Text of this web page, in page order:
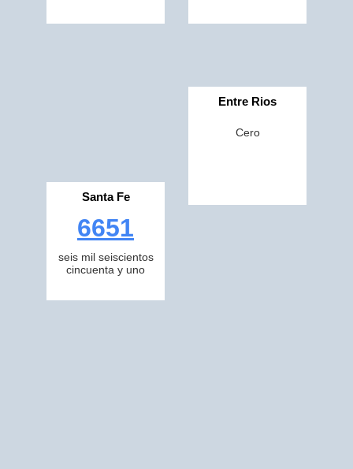
Santa Fe
6651
seis mil seiscientos
cincuenta y uno
Entre Rios
Cero